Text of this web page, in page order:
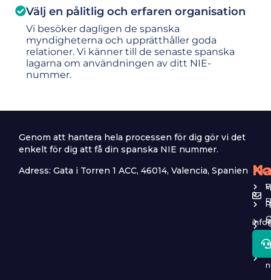
Välj en pålitlig och erfaren organisation
Vi besöker dagligen de spanska
myndigheterna och upprätthåller goda
relationer. Vi känner till de senaste spanska
lagarna om användningen av ditt NIE-
nummer.
Genom att hantera hela processen för dig gör vi det
enkelt för dig att få din spanska NIE nummer.
Adress: Gata i Torren 1 ACC, 46014, Valencia, Spanien